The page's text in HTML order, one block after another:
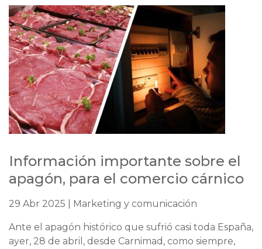
Información importante sobre el
apagón, para el comercio cárnico
29 Abr 2025 | Marketing y comunicación
Ante el apagón histórico que sufrió casi toda España,
ayer, 28 de abril, desde Carnimad, como siempre,